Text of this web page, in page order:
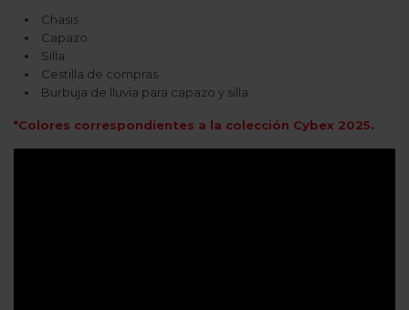
Chasis
Capazo
Silla
Cestilla de compras
Burbuja de lluvia para capazo y silla
*Colores correspondientes a la colección Cybex 2025.